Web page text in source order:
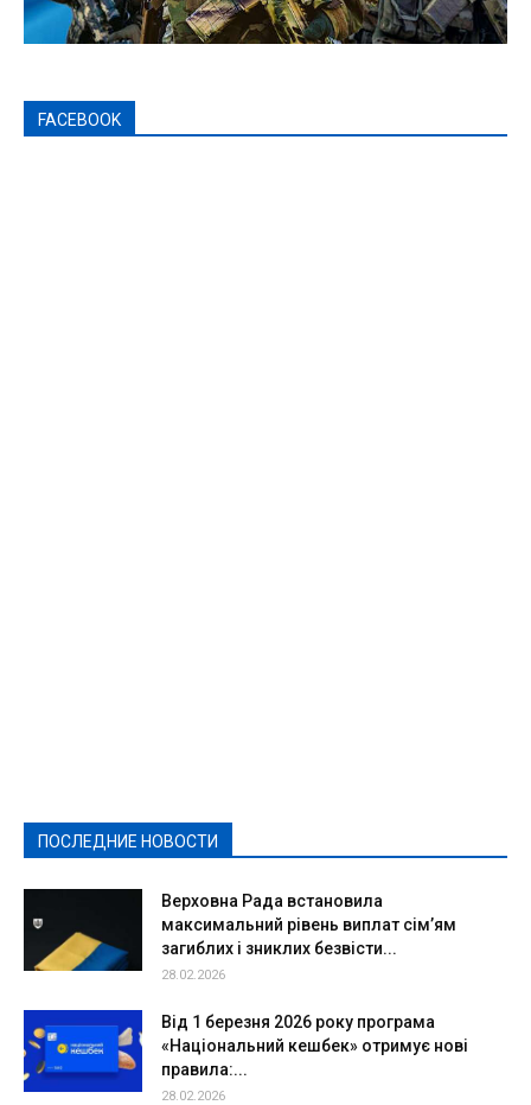
FACEBOOK
ПОСЛЕДНИЕ НОВОСТИ
Верховна Рада встановила
максимальний рівень виплат сім’ям
загиблих і зниклих безвісти...
28.02.2026
Від 1 березня 2026 року програма
«Національний кешбек» отримує нові
правила:...
28.02.2026